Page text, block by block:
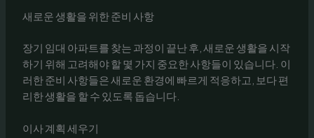
새로운 생활을 위한 준비 사항
장기 임대 아파트를 찾는 과정이 끝난 후, 새로운 생활을 시작
하기 위해 고려해야 할 몇 가지 중요한 사항들이 있습니다. 이
러한 준비 사항들은 새로운 환경에 빠르게 적응하고, 보다 편
리한 생활을 할 수 있도록 돕습니다.
이사 계획 세우기